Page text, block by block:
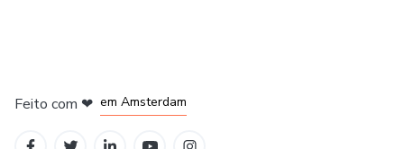
Feito com ❤ em Amsterdam